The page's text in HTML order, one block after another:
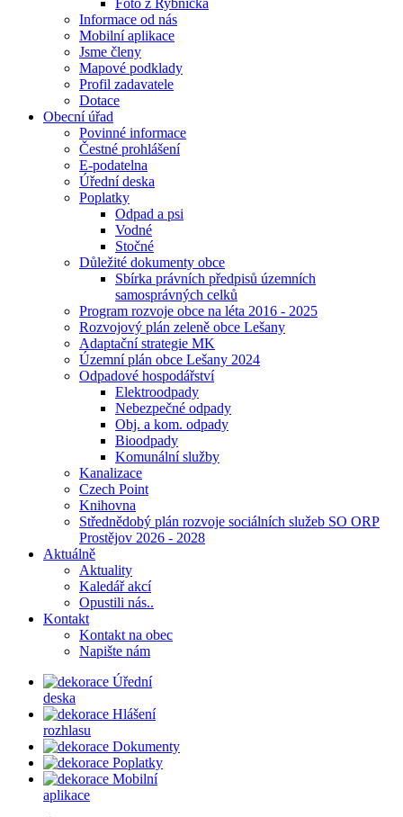
Foto z Rybníčka
Informace od nás
Mobilní aplikace
Jsme členy
Mapové podklady
Profil zadavatele
Dotace
Obecní úřad
Povinné informace
Čestné prohlášení
E-podatelna
Úřední deska
Poplatky
Odpad a psi
Vodné
Stočné
Důležité dokumenty obce
Sbírka právních předpisů územních
samosprávných celků
Program rozvoje obce na léta 2016 - 2025
Rozvojový plán zeleně obce Lešany
Adaptační strategie MK
Územní plán obce Lešany 2024
Odpadové hospodářství
Elektroodpady
Nebezpečné odpady
Obj. a kom. odpady
Bioodpady
Komunální služby
Kanalizace
Czech Point
Knihovna
Střednědobý plán rozvoje sociálních služeb SO ORP
Prostějov 2026 - 2028
Aktuálně
Aktuality
Kaledář akcí
Opustili nás..
Kontakt
Kontakt na obec
Napište nám
Úřední
deska
Hlášení
rozhlasu
Dokumenty
Poplatky
Mobilní
aplikace